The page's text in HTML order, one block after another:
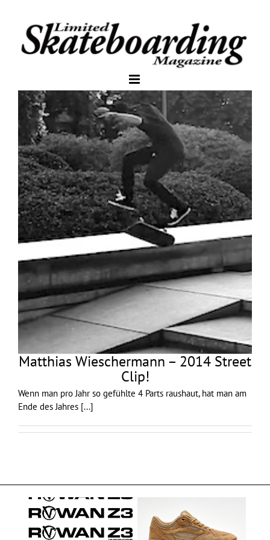
Matthias Wieschermann – 2014 Street
Clip!
Wenn man pro Jahr so gefühlte 4 Parts raushaut, hat man am
Ende des Jahres [...]